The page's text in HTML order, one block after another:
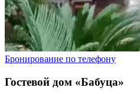
Бронирование по телефону
Гостевой дом «Бабуца»